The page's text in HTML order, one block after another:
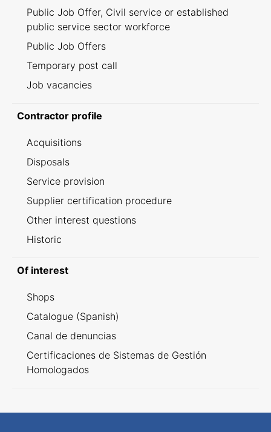
Public Job Offer, Civil service or established
public service sector workforce
Public Job Offers
Temporary post call
Job vacancies
Contractor profile
Acquisitions
Disposals
Service provision
Supplier certification procedure
Other interest questions
Historic
Of interest
Shops
Catalogue (Spanish)
Canal de denuncias
Certificaciones de Sistemas de Gestión
Homologados